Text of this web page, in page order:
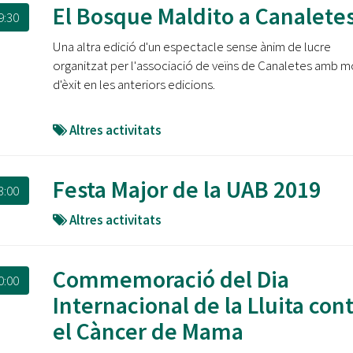
El Bosque Maldito a
Una altra edició d'un espectacle sense ànim de lucre
organitzat per l'associació de veïns de Canaletes amb
d'èxit en les anteriors edicions.
Altres activitats
Festa Major de la UAB 2019
Altres activitats
Commemoració del Dia
Internacional de la Lluita
el Càncer de Mama